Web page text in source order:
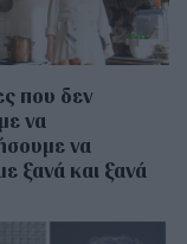
που δεν
να
να
ξανά και ξανά